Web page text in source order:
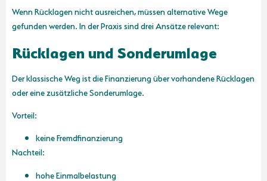
Wenn Rücklagen nicht ausreichen, müssen alternative Wege
gefunden werden. In der Praxis sind drei Ansätze relevant:
Rücklagen und Sonderumlage
Der klassische Weg ist die Finanzierung über vorhandene Rücklagen
oder eine zusätzliche Sonderumlage.
Vorteil:
keine Fremdfinanzierung
Nachteil:
hohe Einmalbelastung